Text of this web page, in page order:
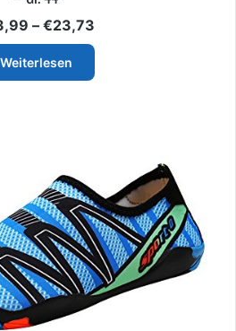
– €23,73Preisspanne:
€13,99
€23,73
Weiterlesen